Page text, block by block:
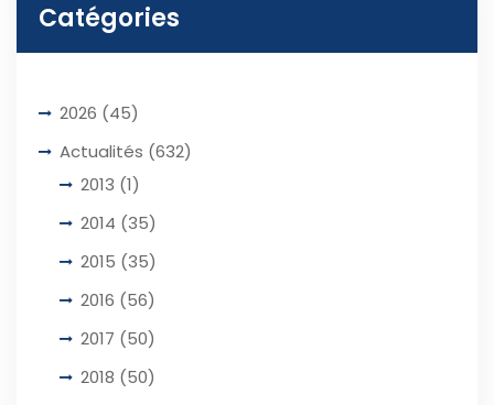
Catégories
2026 (45)
Actualités (632)
2013 (1)
2014 (35)
2015 (35)
2016 (56)
2017 (50)
2018 (50)